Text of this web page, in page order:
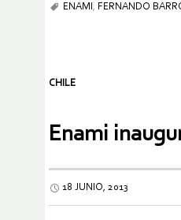
ENAMI , FERNANDO
CHILE
Enami
18 JUNIO, 2013